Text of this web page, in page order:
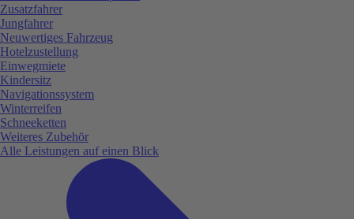
Zusatzfahrer
Jungfahrer
Neuwertiges Fahrzeug
Hotelzustellung
Einwegmiete
Kindersitz
Navigationssystem
Winterreifen
Schneeketten
Weiteres Zubehör
Alle Leistungen auf einen Blick